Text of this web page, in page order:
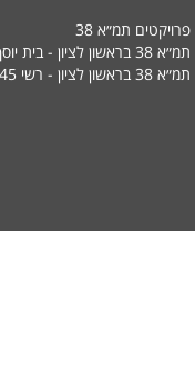
פרויקטים תמ״א 38
תמ״א 38 בראשון לציון - בית יוסף 8
תמ״א 38 בראשון לציון - רשי 45